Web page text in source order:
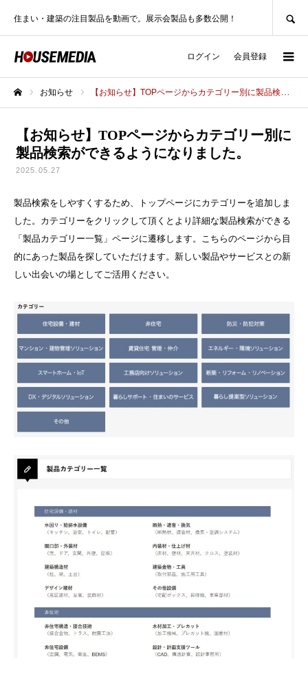
住まい・建築の注目製品を動画で。展示会製品も多数公開！
ログイン 会員登録
お知らせ 【お知らせ】TOPページからカテゴリー別に製品検索ができるようになりました。
【お知らせ】TOPページからカテゴリー別に
製品検索ができるようになりました。
2025.05.27
製品検索をしやすくするため、トップページにカテゴリーを追加しま
した。カテゴリーをクリックして頂くとより詳細な製品検索ができる
「製品カテゴリー一覧」ページに遷移します。こちらのページから目
的にあった製品を探していただけます。新しい製品やサービスとの新
しい出会いの場としてご活用ください。